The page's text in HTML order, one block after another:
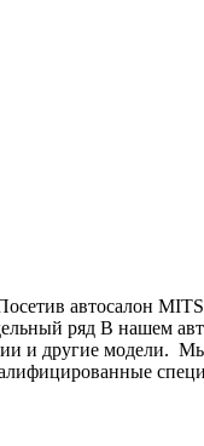
автосалон
ряд В нашем
и другие модели. Мы